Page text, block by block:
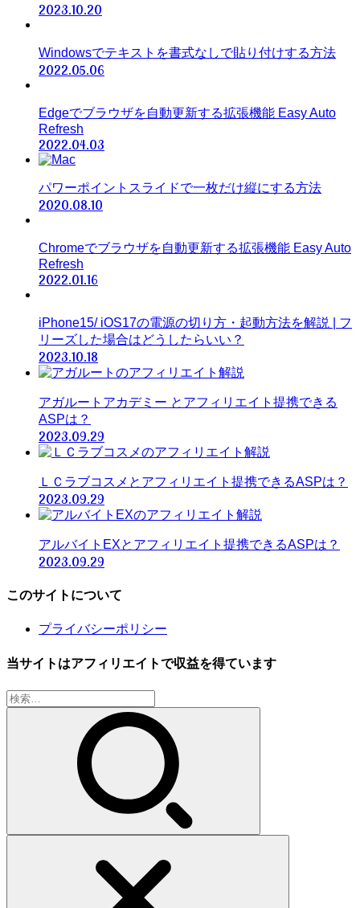
2023.10.20
Windowsでテキストを書式なしで貼り付けする方法
2022.05.06
Edgeでブラウザを自動更新する拡張機能 Easy Auto
Refresh
2022.04.03
パワーポイントスライドで一枚だけ縦にする方法
2020.08.10
Chromeでブラウザを自動更新する拡張機能 Easy Auto
Refresh
2022.01.16
iPhone15/ iOS17の電源の切り方・起動方法を解説 | フ
リーズした場合はどうしたらいい？
2023.10.18
アガルートアカデミー とアフィリエイト提携できる
ASPは？
2023.09.29
ＬＣラブコスメとアフィリエイト提携できるASPは？
2023.09.29
アルバイトEXとアフィリエイト提携できるASPは？
2023.09.29
このサイトについて
プライバシーポリシー
当サイトはアフィリエイトで収益を得ています
検
索: